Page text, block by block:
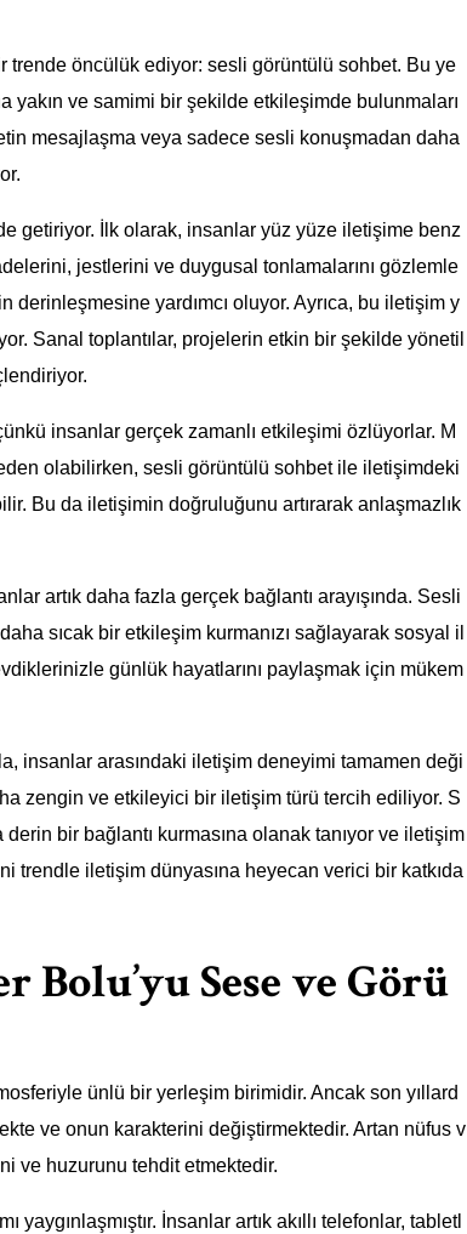
trende öncülük ediyor: sesli görüntülü sohbet. Bu ye
ve samimi bir şekilde etkileşimde bulunmaları
mesajlaşma veya sadece sesli konuşmadan daha
getiriyor. İlk olarak, insanlar yüz yüze iletişime benz
jestlerini ve duygusal tonlamalarını gözlemle
derinleşmesine yardımcı oluyor. Ayrıca, bu iletişim y
Sanal toplantılar, projelerin etkin bir şekilde yönetil
insanlar gerçek zamanlı etkileşimi özlüyorlar. M
olabilirken, sesli görüntülü sohbet ile iletişimdeki
Bu da iletişimin doğruluğunu artırarak anlaşmazlık
artık daha fazla gerçek bağlantı arayışında. Sesli
sıcak bir etkileşim kurmanızı sağlayarak sosyal il
günlük hayatlarını paylaşmak için mükem
insanlar arasındaki iletişim deneyimi tamamen deği
zengin ve etkileyici bir iletişim türü tercih ediliyor. S
bir bağlantı kurmasına olanak tanıyor ve iletişim
trendle iletişim dünyasına heyecan verici bir katkıda
Sese ve Görü
ünlü bir yerleşim birimidir. Ancak son yıllard
ve onun karakterini değiştirmektedir. Artan nüfus v
ve huzurunu tehdit etmektedir.
İnsanlar artık akıllı telefonlar, tabletl